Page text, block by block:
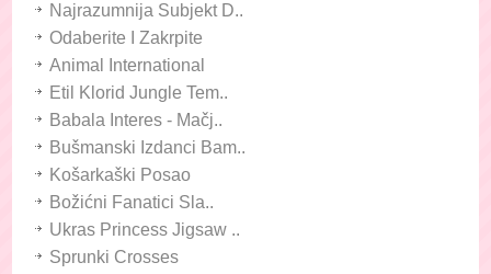
Najrazumnija Subjekt D..
Odaberite I Zakrpite
Animal International
Etil Klorid Jungle Tem..
Babala Interes - Mačj..
Bušmanski Izdanci Bam..
Košarkaški Posao
Božićni Fanatici Sla..
Ukras Princess Jigsaw ..
Sprunki Crosses